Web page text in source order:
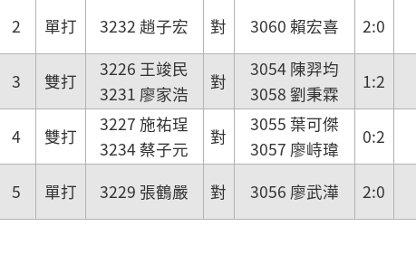
2 單打 3232 趙子宏 對 3060 賴宏喜 2:0
3 雙打
3226 王竣民
3231 廖家浩
對
3054 陳羿均
3058 劉秉霖
1:2
4 雙打
3227 施祐珵
3234 蔡子元
對
3055 葉可傑
3057 廖峙瑋
0:2
5 單打 3229 張鶴嚴 對 3056 廖武澕 2:0